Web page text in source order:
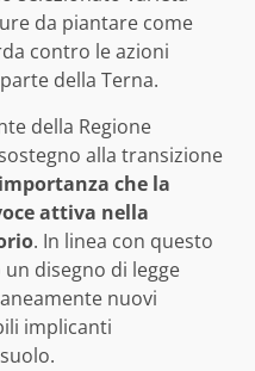
da piantare come
contro le azioni
della Terna.
della Regione
alla transizione
che la
attiva nella
. In linea con questo
disegno di legge
nuovi
implicanti